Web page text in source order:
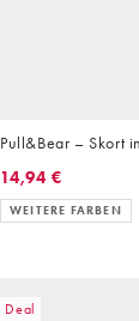
Pull&Bear – Skort
14,94 €
WEITERE FARBEN
Deal